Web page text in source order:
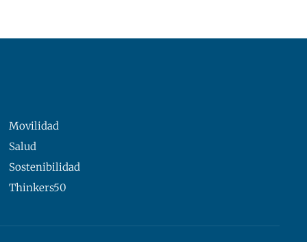
Movilidad
Salud
Sostenibilidad
Thinkers50